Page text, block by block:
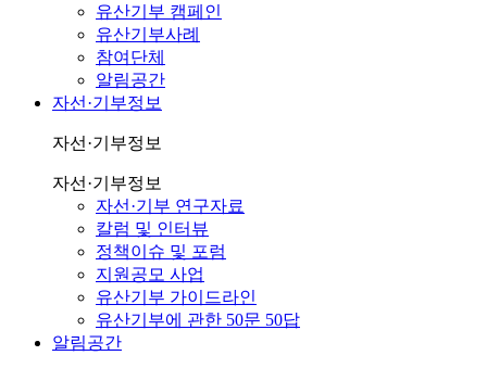
유산기부 캠페인
유산기부사례
참여단체
알림공간
자선·기부정보
자선·기부정보
자선·기부정보
자선·기부 연구자료
칼럼 및 인터뷰
정책이슈 및 포럼
지원공모 사업
유산기부 가이드라인
유산기부에 관한 50문 50답
알림공간